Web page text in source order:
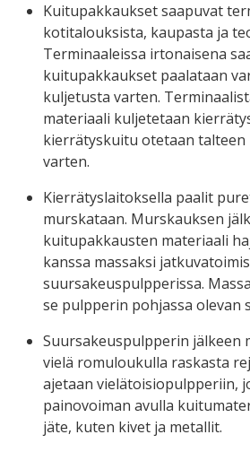
Kuitupakkaukset saapuvat
kotitalouksista, kaupasta ja
Terminaaleissa irtonaisena
kuitupakkaukset paalataan
kuljetusta varten.
materiaali kuljetetaan
kierrätyskuitu otetaan talteen
varten.
Kierrätyslaitoksella paalit
murskataan. Murskauksen
kuitupakkausten materiaali
kanssa massaksi
suursakeuspulpperissa.
se pulpperin pohjassa olevan
Suursakeuspulpperin jälkeen
vielä romuloukulla raskasta
ajetaan vielätoisiopulpperiin,
painovoiman avulla
jäte, kuten kivet ja metallit.